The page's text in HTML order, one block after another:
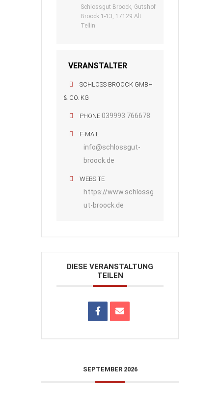
Schlossgut Broock, Gutshof
Broock 1-13, 17129 Alt
Tellin
VERANSTALTER
SCHLOSS BROOCK GMBH
& CO. KG
PHONE 039993 766678
E-MAIL
info@schlossgut-
broock.de
WEBSITE
https://www.schlossg
ut-broock.de
DIESE VERANSTALTUNG
TEILEN
SEPTEMBER 2026